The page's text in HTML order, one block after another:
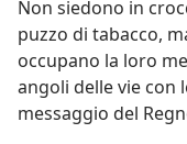
Non siedono in
puzzo di tabacco,
occupano la loro
angoli delle vie con
messaggio del